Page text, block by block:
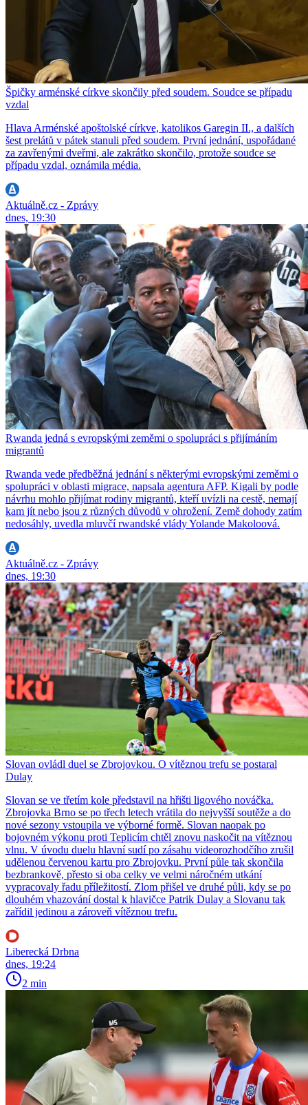
Špičky arménské církve skončily před soudem. Soudce se případu
vzdal
Hlava Arménské apoštolské církve, katolikos Garegin II., a dalších
šest prelátů v pátek stanuli před soudem. První jednání, uspořádané
za zavřenými dveřmi, ale zakrátko skončilo, protože soudce se
případu vzdal, oznámila média.
Aktuálně.cz - Zprávy
dnes, 19:30
Rwanda jedná s evropskými zeměmi o spolupráci s přijímáním
migrantů
Rwanda vede předběžná jednání s některými evropskými zeměmi o
spolupráci v oblasti migrace, napsala agentura AFP. Kigali by podle
návrhu mohlo přijímat rodiny migrantů, kteří uvízli na cestě, nemají
kam jít nebo jsou z různých důvodů v ohrožení. Země dohody zatím
nedosáhly, uvedla mluvčí rwandské vlády Yolande Makoloová.
Aktuálně.cz - Zprávy
dnes, 19:30
Slovan ovládl duel se Zbrojovkou. O vítěznou trefu se postaral
Dulay
Slovan se ve třetím kole představil na hřišti ligového nováčka.
Zbrojovka Brno se po třech letech vrátila do nejvyšší soutěže a do
nové sezony vstoupila ve výborné formě. Slovan naopak po
bojovném výkonu proti Teplicím chtěl znovu naskočit na vítěznou
vlnu. V úvodu duelu hlavní sudí po zásahu videorozhodčího zrušil
udělenou červenou kartu pro Zbrojovku. První půle tak skončila
bezbrankově, přesto si oba celky ve velmi náročném utkání
vypracovaly řadu příležitostí. Zlom přišel ve druhé půli, kdy se po
dlouhém vhazování dostal k hlavičce Patrik Dulay a Slovanu tak
zařídil jedinou a zároveň vítěznou trefu.
Liberecká Drbna
dnes, 19:24
2 min